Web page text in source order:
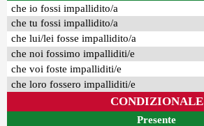
che io fossi impallidito/a
che tu fossi impallidito/a
che lui/lei fosse impallidito/a
che noi fossimo impalliditi/e
che voi foste impalliditi/e
che loro fossero impalliditi/e
CONDIZIONALE
Presente